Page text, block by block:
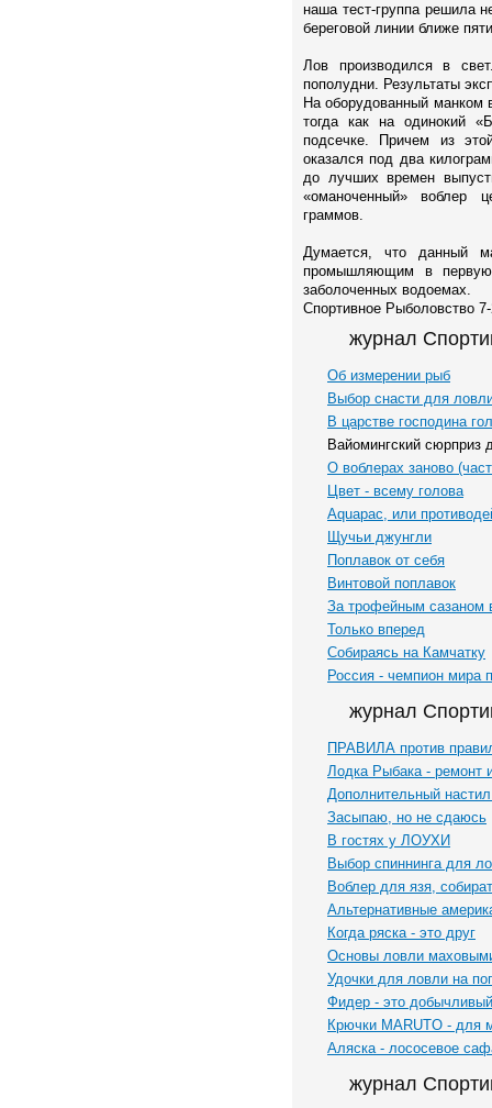
наша тест-группа решила
береговой линии ближе
Лов производился в
пополудни. Результаты
На оборудованный манком
тогда как на одинокий
подсечке. Причем из
оказался под два
до лучших времен
«оманоченный» воблер
граммов.
Думается, что данный
промышляющим в
заболоченных водоемах.
Спортивное Рыболовство
журнал
Об измерении рыб
Выбор снасти для
В царстве господина
Вайомингский сюрприз
О воблерах заново
Цвет - всему голова
Aquapac, или
Щучьи джунгли
Поплавок от себя
Винтовой поплавок
За трофейным сазаном
Только вперед
Собираясь на Камчатку
Россия - чемпион мира
журнал
ПРАВИЛА против
Лодка Рыбака - ремонт
Дополнительный
Засыпаю, но не сдаюсь
В гостях у ЛОУХИ
Выбор спиннинга для
Воблер для язя,
Альтернативные
Когда ряска - это друг
Основы ловли
Удочки для ловли на
Фидер - это
Крючки MARUTO - для
Аляска - лососевое
журнал